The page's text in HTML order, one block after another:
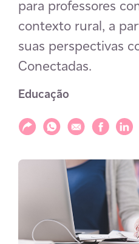
para professores
contexto rural, a
suas perspectivas
Conectadas.
Educação
Compartilhar
Compartilhar via
Compartilhar via